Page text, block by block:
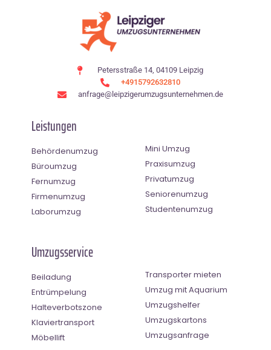
Petersstraße 14, 04109 Leipzig
+4915792632810
anfrage@leipzigerumzugsunternehmen.de
Leistungen
Behördenumzug
Büroumzug
Fernumzug
Firmenumzug
Laborumzug
Mini Umzug
Praxisumzug
Privatumzug
Seniorenumzug
Studentenumzug
Umzugsservice
Beiladung
Entrümpelung
Halteverbotszone
Klaviertransport
Möbellift
Transporter mieten
Umzug mit Aquarium
Umzugshelfer
Umzugskartons
Umzugsanfrage